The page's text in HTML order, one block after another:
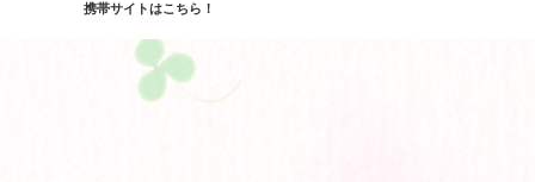
携帯サイトはこちら！